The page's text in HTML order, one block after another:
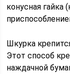
конусная гайка
Шкурка
Этот способ
наждачной